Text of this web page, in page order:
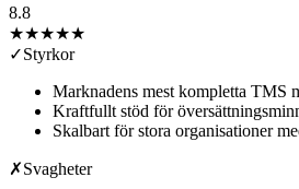
8.8
★★★★★
✓Styrkor
Marknadens mest kompletta TMS
Kraftfullt stöd för
Skalbart för stora organisationer
✗Svagheter